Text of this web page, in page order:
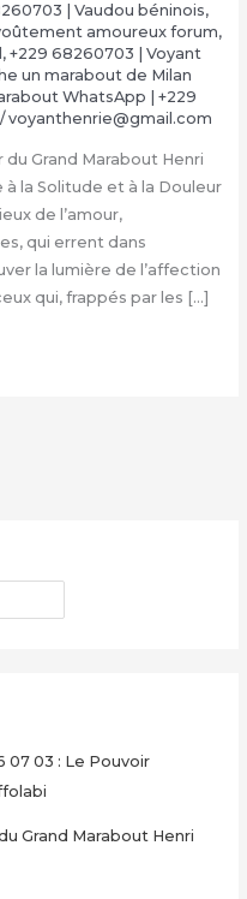
| Vaudou béninois,
amoureux forum,
, +229 68260703 | Voyant
un marabout de Milan
WhatsApp | +229
/voyanthenrie@gmail.com
du Grand Marabout Henri
à la Solitude et à la Douleur
de l’amour,
qui errent dans
la lumière de l’affection
qui, frappés par les […]
07 03 : Le Pouvoir
Grand Marabout Henri